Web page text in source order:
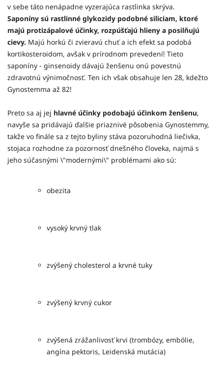
v sebe táto nenápadne vyzerajúca rastlinka skrýva.
Saponíny sú rastlinné glykozidy podobné siliciam, ktoré
majú protizápalové účinky, rozpúšťajú hlieny a posilňujú
cievy. Majú horkú či zvieravú chuť a ich efekt sa podobá
kortikosteroidom, avšak v prírodnom prevedení! Tieto
saponíny - ginsenoidy dávajú ženšenu onú povestnú
zdravotnú výnimočnosť. Ten ich však obsahuje len 28, kdežto
Gynostemma až 82!
Preto sa aj jej hlavné účinky podobajú účinkom ženšenu,
navyše sa pridávajú ďalšie priaznivé pôsobenia Gynostemmy,
takže vo finále sa z tejto byliny stáva pozoruhodná liečivka,
stojaca rozhodne za pozornosť dnešného človeka, najmä s
jeho súčasnými \"modernými\" problémami ako sú:
obezita
vysoký krvný tlak
zvýšený cholesterol a krvné tuky
zvýšený krvný cukor
zvýšená zrážanlivosť krvi (trombózy, embólie,
angína pektoris, Leidenská mutácia)